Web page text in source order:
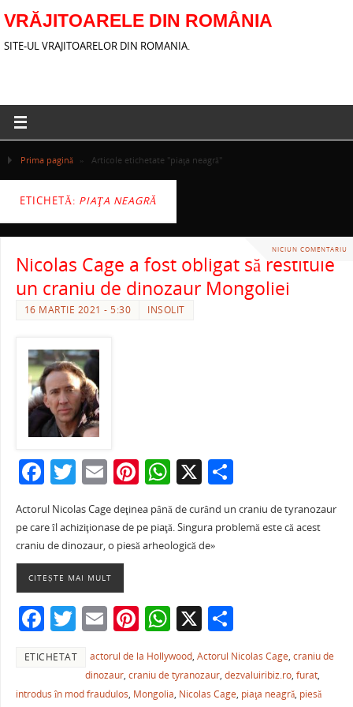
VRĂJITOARELE DIN ROMÂNIA
SITE-UL VRAJITOARELOR DIN ROMANIA.
Prima pagină » Articole etichetate "piaţa neagră"
ETICHETĂ: PIAŢA NEAGRĂ
NICIUN COMENTARIU
Nicolas Cage a fost obligat să restituie
un craniu de dinozaur Mongoliei
16 MARTIE 2021 - 5:30 INSOLIT
F
a
c
e
b
o
o
k
T
w
itt
er
E
m
ai
l
Pi
nt
er
e
W
h
at
s
p
p
X P
ta
ză
Actorul Nicolas Cage deţinea până de curând un craniu de tyranozaur
pe care îl achiziţionase de pe piaţă. Singura problemă este că acest
craniu de dinozaur, o piesă arheologică de»
CITEȘTE MAI MULT
F
c
e
T
itt
er
E
m
ai
l
Pi
nt
er
e
W
at
s
X P
ar
ta
je
ETICHETAT actorul de la Hollywood,Actorul Nicolas Cage,craniu de
dinozaur,craniu de tyranozaur,dezvaluiribiz.ro,furat,
introdus în mod fraudulos, Mongolia, Nicolas Cage, piaţa neagră, piesă